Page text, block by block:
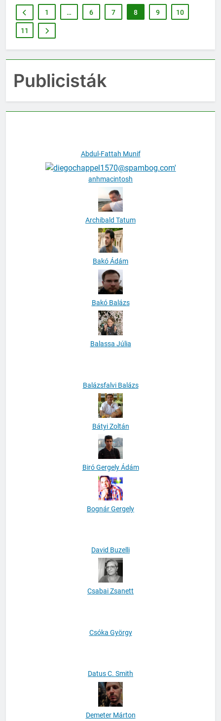
1 … 6 7 8 9 10
11
Publicisták
Abdul-Fattah Munif
anhmacintosh
Archibald Tatum
Bakó Ádám
Bakó Balázs
Balázsfalvi Balázs
Bátyi Zoltán
Biró Gergely Ádám
David Buzelli
Datus C. Smith